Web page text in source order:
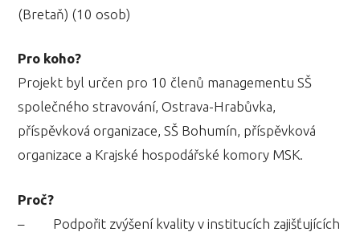
(Bretaň) (10 osob)
Pro koho?
Projekt byl určen pro 10 členů managementu SŠ
společného stravování, Ostrava-Hrabůvka,
příspěvková organizace, SŠ Bohumín, příspěvková
organizace a Krajské hospodářské komory MSK.
Proč?
– Podpořit zvýšení kvality v institucích zajišťujících